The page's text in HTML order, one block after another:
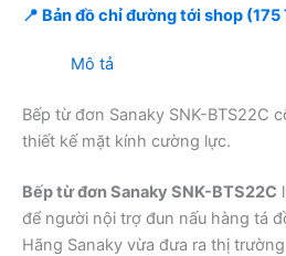
📍 Bản đồ chỉ đường tới shop (175
Mô tả
Bếp từ đơn Sanaky SNK-BTS22C
thiết kế mặt kính cường lực.
Bếp từ đơn Sanaky SNK-BTS22C
để người nội trợ đun nấu hàng tá
Hãng Sanaky vừa đưa ra thị